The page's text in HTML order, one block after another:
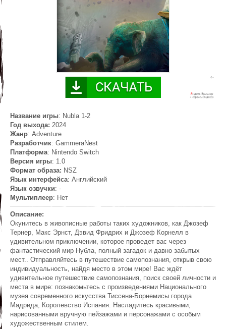
Название игры: Nubla 1-2
Год выхода: 2024
Жанр: Adventure
Разработчик: GammeraNest
Платформа: Nintendo Switch
Версия игры: 1.0
Формат образа: NSZ
Язык интерфейса: Английский
Язык озвучки: -
Мультиплеер: Нет
Описание:
Окунитесь в живописные работы таких художников, как Джозеф
Тернер, Макс Эрнст, Дэвид Фридрих и Джозеф Корнелл в
удивительном приключении, которое проведет вас через
фантастический мир Нубла, полный загадок и давно забытых
мест.. Отправляйтесь в путешествие самопознания, открыв свою
индивидуальность, найдя место в этом мире! Вас ждёт
удивительное путешествие самопознания, поиск своей личности и
места в мире: познакомьтесь с произведениями Национального
музея современного искусства Тиссена-Борнемисы города
Мадрида, Королевство Испания. Насладитесь красивыми,
нарисованными вручную пейзажами и персонажами с особым
художественным стилем.